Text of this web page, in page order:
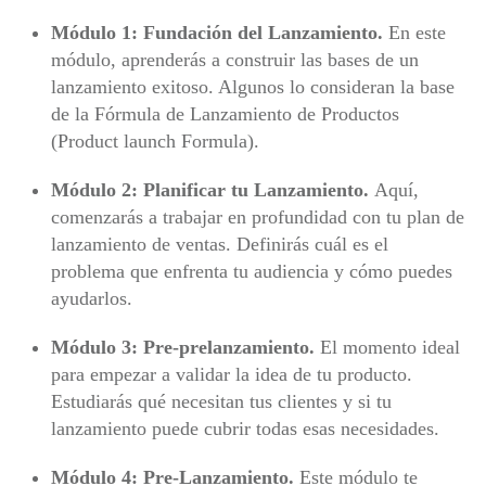
Módulo 1: Fundación del Lanzamiento. En este
módulo, aprenderás a construir las bases de un
lanzamiento exitoso. Algunos lo consideran la base
de la Fórmula de Lanzamiento de Productos
(Product launch Formula).
Módulo 2: Planificar tu Lanzamiento. Aquí,
comenzarás a trabajar en profundidad con tu plan de
lanzamiento de ventas. Definirás cuál es el
problema que enfrenta tu audiencia y cómo puedes
ayudarlos.
Módulo 3: Pre-prelanzamiento. El momento ideal
para empezar a validar la idea de tu producto.
Estudiarás qué necesitan tus clientes y si tu
lanzamiento puede cubrir todas esas necesidades.
Módulo 4: Pre-Lanzamiento. Este módulo te